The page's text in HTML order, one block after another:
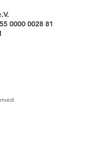
0000 0028 81